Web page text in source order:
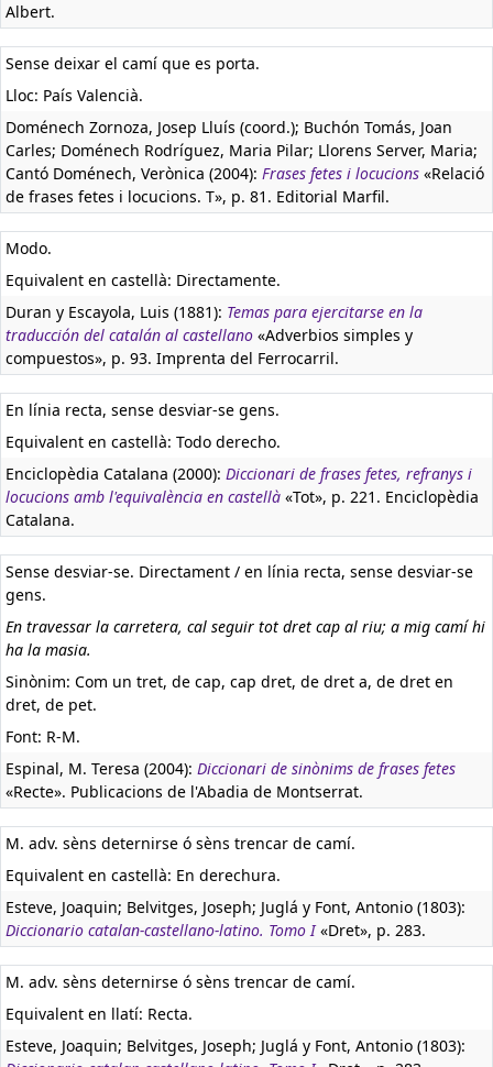
Albert.
Sense deixar el camí que es porta.
Lloc: País Valencià.
Doménech Zornoza, Josep Lluís (coord.); Buchón Tomás, Joan
Carles; Doménech Rodríguez, Maria Pilar; Llorens Server, Maria;
Cantó Doménech, Verònica (2004): Frases fetes i locucions «Relació
de frases fetes i locucions. T», p. 81. Editorial Marfil.
Modo.
Equivalent en castellà: Directamente.
Duran y Escayola, Luis (1881): Temas para ejercitarse en la
traducción del catalán al castellano «Adverbios simples y
compuestos», p. 93. Imprenta del Ferrocarril.
En línia recta, sense desviar-se gens.
Equivalent en castellà: Todo derecho.
Enciclopèdia Catalana (2000): Diccionari de frases fetes, refranys i
locucions amb l'equivalència en castellà «Tot», p. 221. Enciclopèdia
Catalana.
Sense desviar-se. Directament / en línia recta, sense desviar-se
gens.
En travessar la carretera, cal seguir tot dret cap al riu; a mig camí hi
ha la masia.
Sinònim: Com un tret, de cap, cap dret, de dret a, de dret en
dret, de pet.
Font: R-M.
Espinal, M. Teresa (2004): Diccionari de sinònims de frases fetes
«Recte». Publicacions de l'Abadia de Montserrat.
M. adv. sèns deternirse ó sèns trencar de camí.
Equivalent en castellà: En derechura.
Esteve, Joaquin; Belvitges, Joseph; Juglá y Font, Antonio (1803):
Diccionario catalan-castellano-latino. Tomo I«Dret», p. 283.
M. adv. sèns deternirse ó sèns trencar de camí.
Equivalent en llatí: Recta.
Esteve, Joaquin; Belvitges, Joseph; Juglá y Font, Antonio (1803):